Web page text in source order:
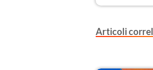
Articoli